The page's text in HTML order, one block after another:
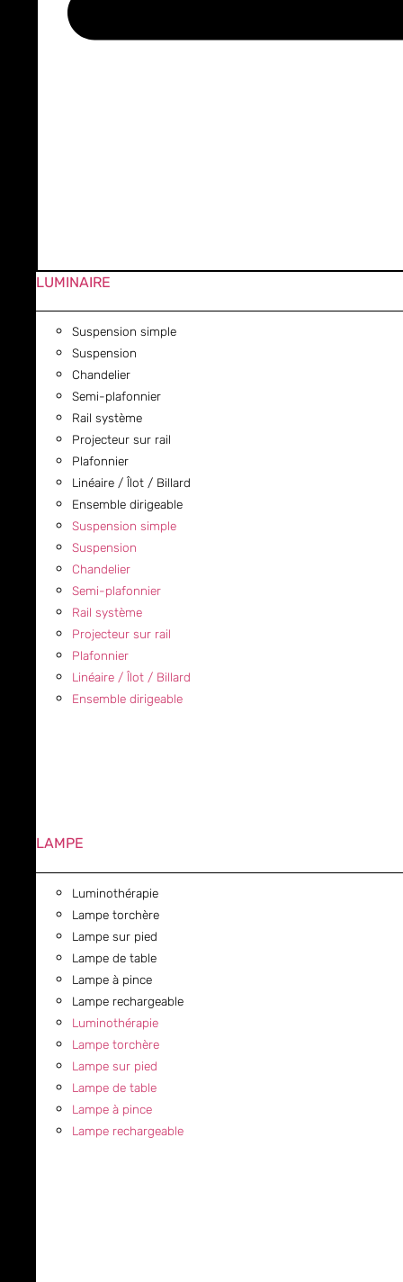
LUMINAIRE
Suspension simple
Suspension
Chandelier
Semi-plafonnier
Rail système
Projecteur sur rail
Plafonnier
Linéaire / Îlot / Billard
Ensemble dirigeable
Suspension simple
Suspension
Chandelier
Semi-plafonnier
Rail système
Projecteur sur rail
Plafonnier
Linéaire / Îlot / Billard
Ensemble dirigeable
LAMPE
Luminothérapie
Lampe torchère
Lampe sur pied
Lampe de table
Lampe à pince
Lampe rechargeable
Luminothérapie
Lampe torchère
Lampe sur pied
Lampe de table
Lampe à pince
Lampe rechargeable